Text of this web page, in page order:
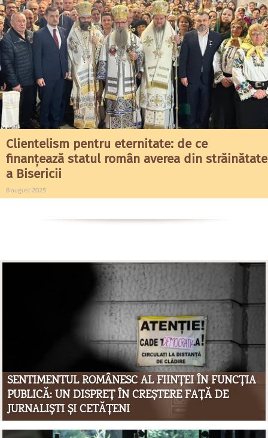
Clientelism pentru eternitate: de ce
finanțează statul român averea din străinătate
a Bisericii
8 august 2025
SENTIMENTUL ROMÂNESC AL FIINȚEI ÎN FUNCȚIA
PUBLICĂ: UN DISPREȚ ÎN CREȘTERE FAȚĂ DE
JURNALIȘTI ȘI CETĂȚENI